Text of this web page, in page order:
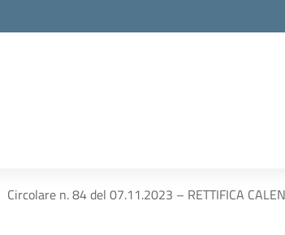
Circolare n. 84 del 07.11.2023 – RETTIFICA